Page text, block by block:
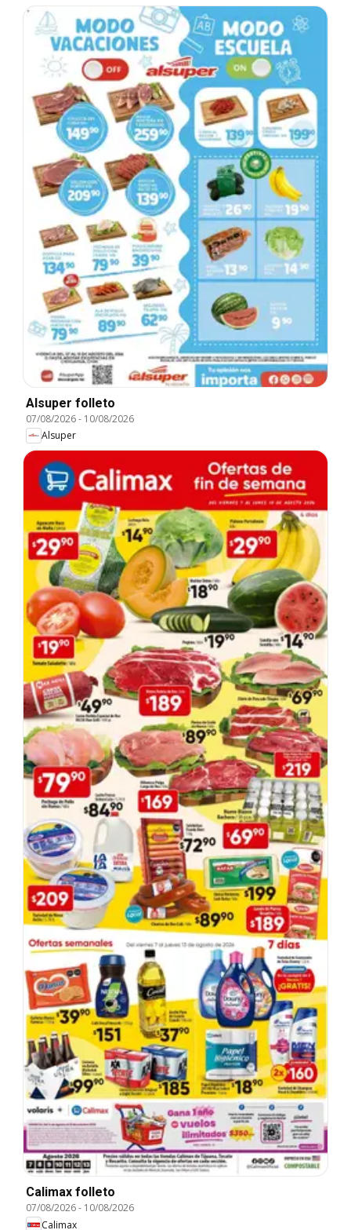
Alsuper folleto
07/08/2026- 10/08/2026
Alsuper
Calimax folleto
07/08/2026- 10/08/2026
Calimax